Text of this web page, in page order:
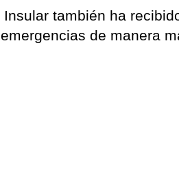
también ha
de manera